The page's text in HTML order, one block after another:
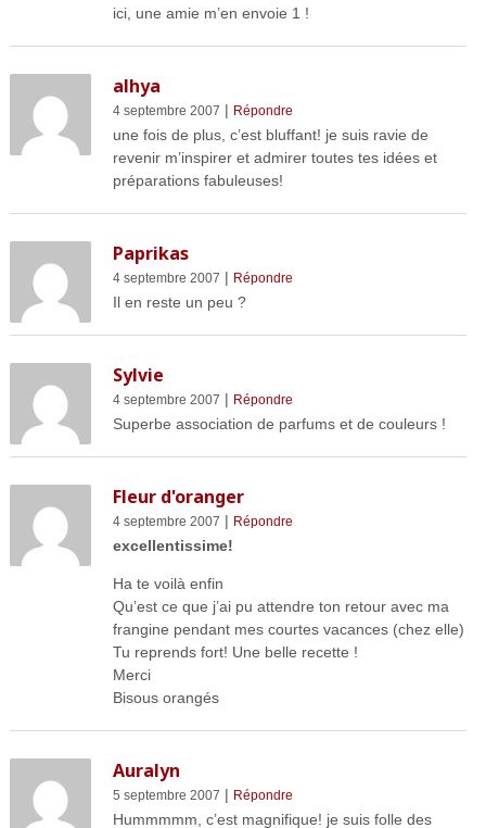
ici, une amie m’en envoie 1 !
alhya
4 septembre 2007 | Répondre
une fois de plus, c’est bluffant! je suis ravie de
revenir m’inspirer et admirer toutes tes idées et
préparations fabuleuses!
Paprikas
4 septembre 2007 | Répondre
Il en reste un peu ?
Sylvie
4 septembre 2007 | Répondre
Superbe association de parfums et de couleurs !
Fleur d'oranger
4 septembre 2007 | Répondre
excellentissime!
Ha te voilà enfin
Qu’est ce que j’ai pu attendre ton retour avec ma
frangine pendant mes courtes vacances (chez elle)
Tu reprends fort! Une belle recette !
Merci
Bisous orangés
Auralyn
5 septembre 2007 | Répondre
Hummmmm, c’est magnifique! je suis folle des